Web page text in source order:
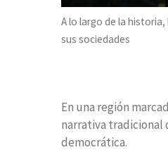
A lo largo de la
sus sociedades
En una región
narrativa tradicional
democrática.